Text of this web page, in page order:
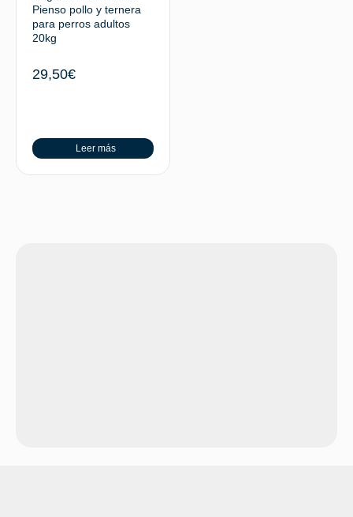
Pienso pollo y ternera
para perros adultos
20kg
29,50€
Leer más